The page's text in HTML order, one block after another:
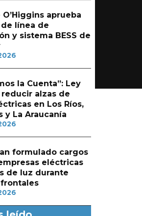
aprueba
línea de
y sistema BESS de
la Cuenta”: Ley
alzas de
en Los Ríos,
y La Araucanía
formulado cargos
eléctricas
de luz durante